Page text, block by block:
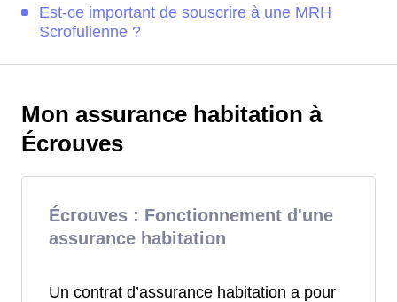
Est-ce important de souscrire à une MRH
Scrofulienne ?
Mon assurance habitation à
Écrouves
Écrouves : Fonctionnement d'une
assurance habitation
Un contrat d’assurance habitation a pour